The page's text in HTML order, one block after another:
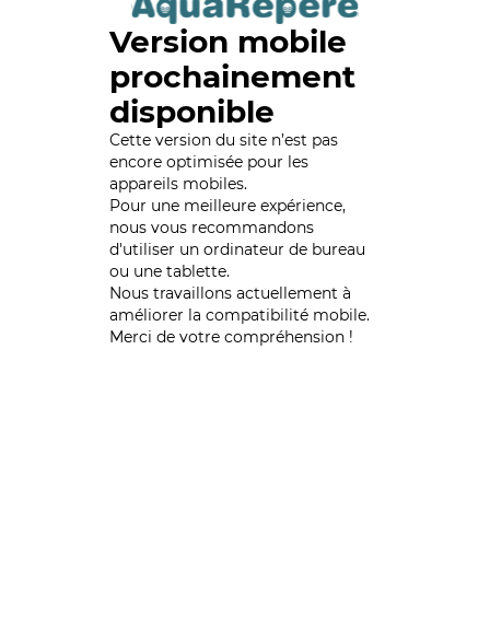
Version mobile
prochainement
disponible
Cette version du site n’est pas
encore optimisée pour les
appareils mobiles.
Pour une meilleure expérience,
nous vous recommandons
d'utiliser un ordinateur de bureau
ou une tablette.
Nous travaillons actuellement à
améliorer la compatibilité mobile.
Merci de votre compréhension !